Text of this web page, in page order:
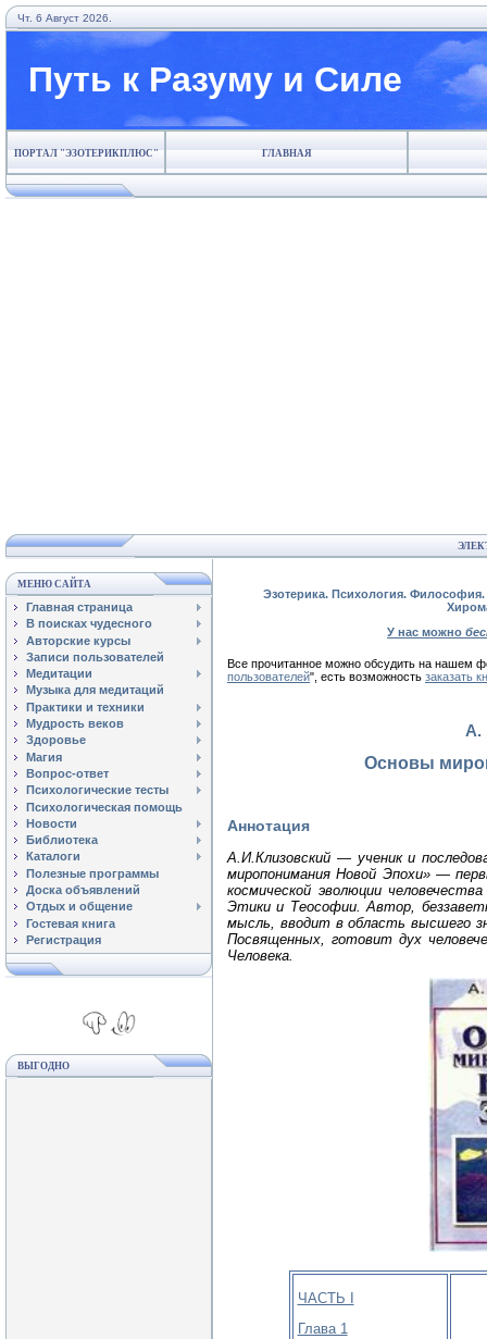
Чт. 6 Август 2026.
Путь к Разуму и Силе
ПОРТАЛ "ЭЗОТЕРИКПЛЮС" ГЛАВНАЯ
МЕНЮ САЙТА
Главная страница
В поисках чудесного
Авторские курсы
Записи пользователей
Медитации
Музыка для медитаций
Практики и техники
Мудрость веков
Здоровье
Магия
Вопрос-ответ
Психологические тесты
Психологическая помощь
Новости
Библиотека
Каталоги
Полезные программы
Доска объявлений
Отдых и общение
Гостевая книга
Регистрация
ВЫГОДНО
Эзотерика. Психология.
У нас можно
Все прочитанное можно обсудить на нашем
пользователей", есть возможность заказать
А.
Основы
Аннотация
А.И.Клизовский — ученик и
миропонимания Новой Эпохи» —
космической эволюции
Этики и Теософии. Автор,
мысль, вводит в область высшего
Посвященных, готовит дух
Человека.
ЧАСТЬ I
Глава 1